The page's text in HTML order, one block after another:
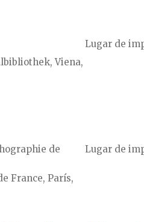
Lugar de
Viena,
de
Lugar de
France, París,